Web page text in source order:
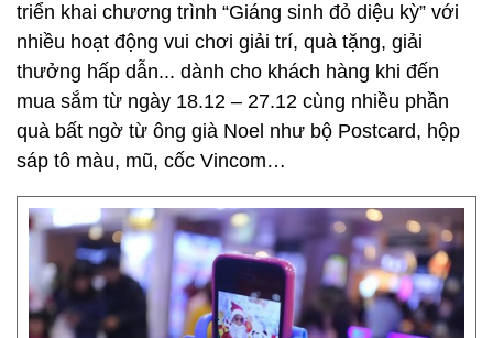
triển khai chương trình “Giáng sinh đỏ diệu kỳ” với
nhiều hoạt động vui chơi giải trí, quà tặng, giải
thưởng hấp dẫn... dành cho khách hàng khi đến
mua sắm từ ngày 18.12 – 27.12 cùng nhiều phần
quà bất ngờ từ ông già Noel như bộ Postcard, hộp
sáp tô màu, mũ, cốc Vincom…